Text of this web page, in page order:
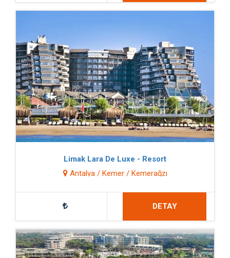
Limak Lara De Luxe - Resort
Antalya / Kemer / Kemerağzı
DETAY